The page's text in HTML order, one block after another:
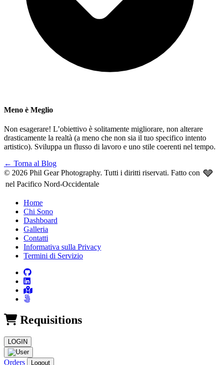
Meno è Meglio
Non esagerare! L’obiettivo è solitamente migliorare, non alterare
drasticamente la realtà (a meno che non sia il tuo specifico intento
artistico). Sviluppa un flusso di lavoro e uno stile coerenti nel tempo.
← Torna al Blog
© 2026 Phil Gear Photography. Tutti i diritti riservati. Fatto con 🩶
nel Pacifico Nord-Occidentale
Home
Chi Sono
Dashboard
Galleria
Contatti
Informativa sulla Privacy
Termini di Servizio
Requisitions
LOGIN
Orders Logout